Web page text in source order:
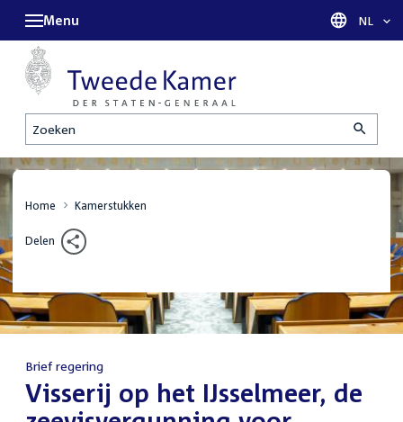
Zoeken
Menu Taal
NL
Home Kamerstukken
Delen
Brief regering
:Visserij op het IJsselmeer, de